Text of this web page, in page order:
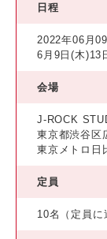
日程
2022年06月
6月9日(木
会場
J-ROCK
東京都渋谷区
東京メトロ日
定員
10名（定員に